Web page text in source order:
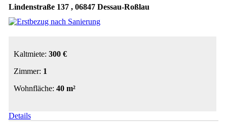
Lindenstraße 137 , 06847 Dessau-Roßlau
Kaltmiete: 300 €
Zimmer: 1
Wohnfläche: 40 m²
Details